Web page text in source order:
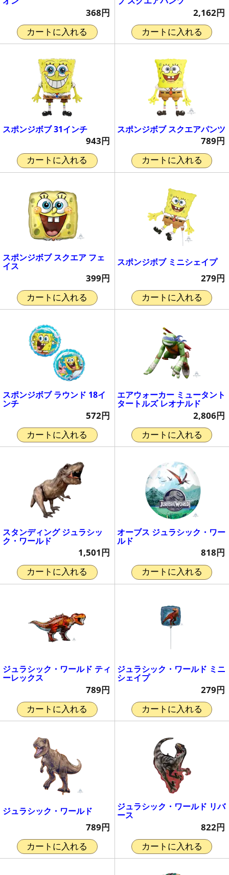
368円
カートに入れる
2,162円
カートに入れる
スポンジボブ 31インチ
943円
カートに入れる
スポンジボブ スクエアパンツ
789円
カートに入れる
スポンジボブ スクエア フェ
イス
399円
カートに入れる
スポンジボブ ミニシェイプ
279円
カートに入れる
スポンジボブ ラウンド 18イ
ンチ
572円
カートに入れる
エアウォーカー ミュータント
タートルズ レオナルド
2,806円
カートに入れる
スタンディング ジュラシッ
ク・ワールド
1,501円
カートに入れる
オーブス ジュラシック・ワー
ルド
818円
カートに入れる
ジュラシック・ワールド ティ
ーレックス
789円
カートに入れる
ジュラシック・ワールド ミニ
シェイプ
279円
カートに入れる
ジュラシック・ワールド
789円
カートに入れる
ジュラシック・ワールド リバ
ース
822円
カートに入れる